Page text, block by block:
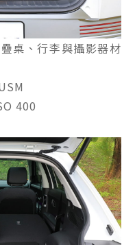
桌、行李與攝影器材
400